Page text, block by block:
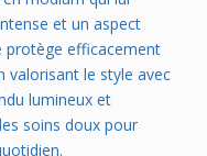
et un aspect
protège efficacement
valorisant le style avec
lumineux et
soins doux pour